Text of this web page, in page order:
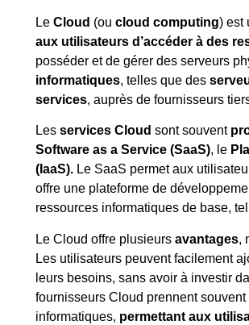
LeCloud (oucloud computing) est
aux utilisateurs d’accéder à des
posséder et de gérer des serveurs
informatiques, telles que des
services, auprès de fournisseurs
Lesservices Cloud sont souvent
Software as a Service (SaaS), le
(IaaS). Le SaaS permet aux
offre une plateforme de
ressources informatiques de base,
Le Cloud offre plusieursavantages,
Les utilisateurs peuvent facilement
leurs besoins, sans avoir à investir
fournisseurs Cloud prennent
informatiques, permettant aux